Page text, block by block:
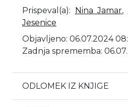
Prispeval(a): Nina Jamar,
Jesenice
Objavljeno: 06.07.2024
Zadnja sprememba:
ODLOMEK IZ KNJIGE